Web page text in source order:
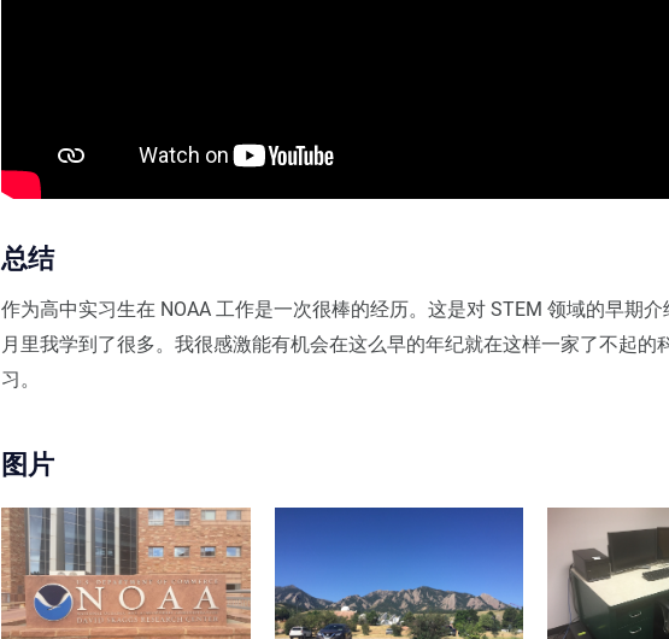
总结
作为高中实习生在 NOAA 工作是一次很棒的经历。这是对 STEM 领域的早期介
月里我学到了很多。我很感激能有机会在这么早的年纪就在这样一家了不起的
习。
图片